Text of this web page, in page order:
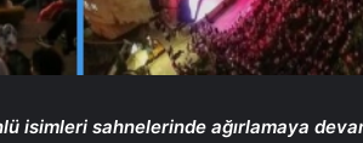
isimleri sahnelerinde ağırlamaya